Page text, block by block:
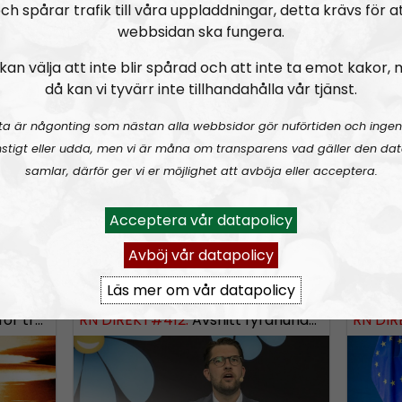
n
A
r
w
y
s
t
o
i
n
önskar en mindre
i hela Norden
Radio Nordfront Avsnitt 2026-06-29
RN DIREKT#412:Avsnitt fyrahundratolv SWISH: 0700738064 RN
spårar trafik till våra uppladdningar, detta krävs för
webbsidan ska fungera.
välja att inte blir spårad och att inte ta emot kakor,
då kan vi tyvärr inte tillhandahålla vår tjänst.
är någonting som nästan alla webbsidor gör nuförtiden och
eller udda, men vi är måna om transparens vad gäller den
samlar, därför ger vi er möjlighet att avböja eller acceptera.
Acceptera vår datapolicy
Avböj vår datapolicy
Läs mer om vår datapolicy